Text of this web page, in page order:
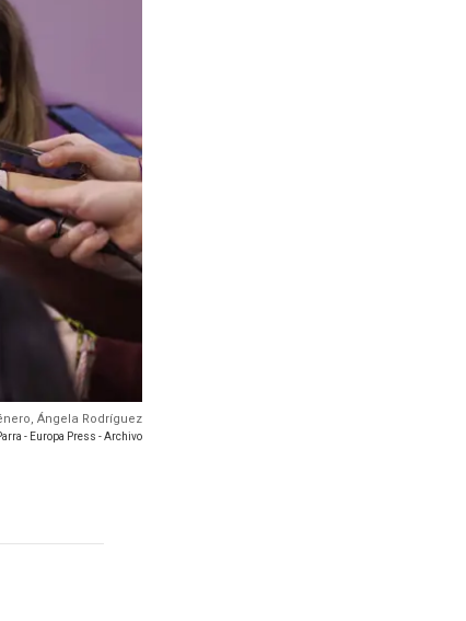
Ángela Rodríguez
- Europa Press - Archivo